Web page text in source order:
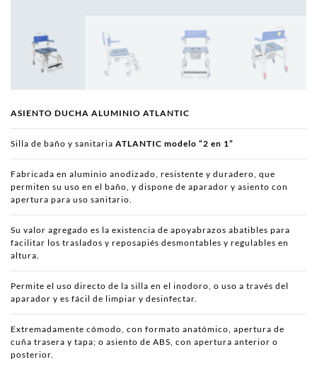
ASIENTO DUCHA ALUMINIO ATLANTIC
Silla de baño y sanitaria ATLANTIC modelo “2 en 1”
Fabricada en aluminio anodizado, resistente y duradero, que
permiten su uso en el baño, y dispone de aparador y asiento con
apertura para uso sanitario.
Su valor agregado es la existencia de apoyabrazos abatibles para
facilitar los traslados y reposapiés desmontables y regulables en
altura.
Permite el uso directo de la silla en el inodoro, o uso a través del
aparador y es fácil de limpiar y desinfectar.
Extremadamente cómodo, con formato anatómico, apertura de
cuña trasera y tapa; o asiento de ABS, con apertura anterior o
posterior.